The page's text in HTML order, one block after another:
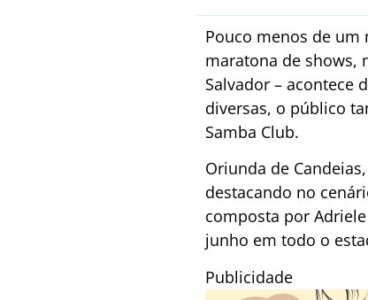
Pouco menos de um
maratona de shows,
Salvador – acontece
diversas, o público
Samba Club.
Oriunda de
destacando no
composta por
junho em todo o
Publicidade